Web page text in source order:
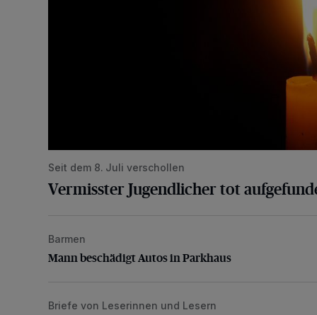
Seit dem 8. Juli verschollen
Vermisster Jugendlicher tot
Mann beschädigt Autos in Parkhaus
Barmen
Mann beschädigt Autos in Parkhaus
„Stoßdämpfertest mit Unterbodenbehandlung“
Briefe von Leserinnen und Lesern